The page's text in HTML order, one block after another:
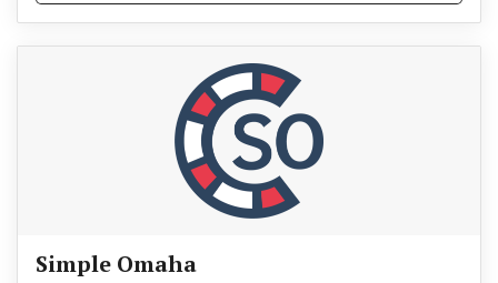
Simple Omaha